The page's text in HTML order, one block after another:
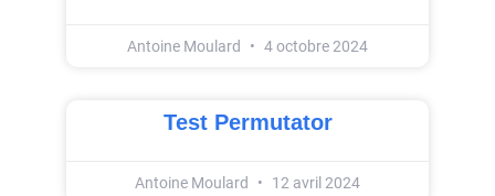
Antoine Moulard 4 octobre 2024
Test Permutator
Antoine Moulard 12 avril 2024